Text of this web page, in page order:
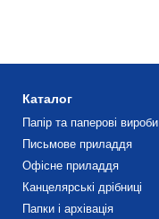
Каталог
Папір та паперові вироби
Письмове приладдя
Офісне приладдя
Канцелярські дрібниці
Папки і архівація